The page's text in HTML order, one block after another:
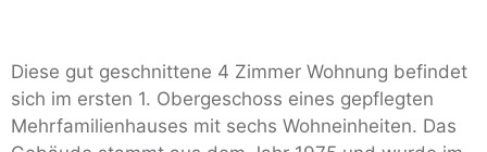
Diese gut geschnittene 4 Zimmer Wohnung befindet
sich im ersten 1. Obergeschoss eines gepflegten
Mehrfamilienhauses mit sechs Wohneinheiten. Das